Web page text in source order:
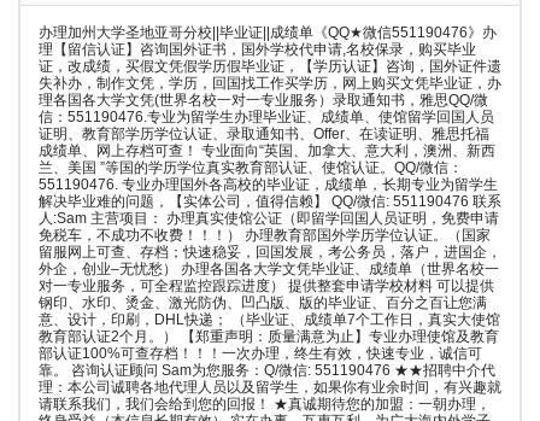
办理加州大学圣地亚哥分校||毕业证||成绩单《QQ★微信551190476》办
理【留信认证】咨询国外证书，国外学校代申请,名校保录，购买毕业
证，改成绩，买假文凭假学历假毕业证，【学历认证】咨询，国外证件遗
失补办，制作文凭，学历，回国找工作买学历，网上购买文凭毕业证，办
理各国各大学文凭(世界名校一对一专业服务）录取通知书，雅思QQ/微
信：551190476.专业为留学生办理毕业证、成绩单、使馆留学回国人员
证明、教育部学历学位认证、录取通知书、Offer、在读证明、雅思托福
成绩单、网上存档可查！ 专业面向“英国、加拿大、意大利，澳洲、新西
兰、美国 ”等国的学历学位真实教育部认证、使馆认证。QQ/微信：
551190476. 专业办理国外各高校的毕业证，成绩单，长期专业为留学生
解决毕业难的问题，【实体公司，值得信赖】 QQ/微信: 551190476 联系
人:Sam 主营项目： 办理真实使馆公证（即留学回国人员证明，免费申请
免税车，不成功不收费！！！） 办理教育部国外学历学位认证。（国家
留服网上可查、存档；快速稳妥，回国发展，考公务员，落户，进国企，
外企，创业–无忧愁） 办理各国各大学文凭毕业证、成绩单（世界名校一
对一专业服务，可全程监控跟踪进度） 提供整套申请学校材料 可以提供
钢印、水印、烫金、激光防伪、凹凸版、版的毕业证、百分之百让您满
意、设计，印刷，DHL快递； （毕业证、成绩单7个工作日，真实大使馆
教育部认证2个月。） 【郑重声明：质量满意为止】专业办理使馆及教育
部认证100%可查存档！！！一次办理，终生有效，快速专业，诚信可
靠。 咨询认证顾问 Sam为您服务：Q/微信: 551190476 ★★招聘中介代
理：本公司诚聘各地代理人员以及留学生，如果你有业余时间，有兴趣就
请联系我们，我们会给到您的回报！ ★真诚期待您的加盟：一朝办理，